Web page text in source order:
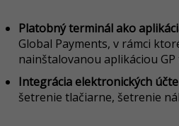
Platobný terminál ako
Global Payments, v rámci
nainštalovanou aplikáciou GP
Integrácia elektronických
šetrenie tlačiarne, šetrenie